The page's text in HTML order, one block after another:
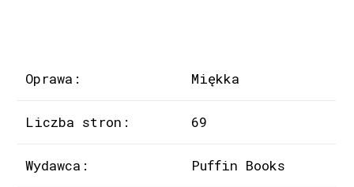
Oprawa: Miękka
Liczba stron: 69
Wydawca: Puffin Books